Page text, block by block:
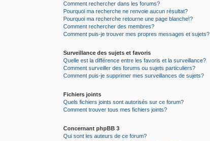
Comment rechercher dans les forums?
Pourquoi ma recherche ne renvoie aucun résultat?
Pourquoi ma recherche retourne une page blanche!?
Comment rechercher des membres?
Comment puis-je trouver mes propres messages et sujets?
Surveillance des sujets et favoris
Quelle est la différence entre les favoris et la surveillance?
Comment surveiller des forums ou sujets particuliers?
Comment puis-je supprimer mes surveillances de sujets?
Fichiers joints
Quels fichiers joints sont autorisés sur ce forum?
Comment trouver tous mes fichiers joints?
Concernant phpBB 3
Qui sont les auteurs de ce forum?